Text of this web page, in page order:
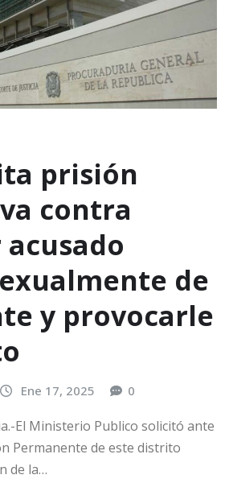
prisión
contra
de
y provocarle
Ene 17, 2025 0
El Ministerio Publico solicitó ante
Permanente de este distrito
de la…